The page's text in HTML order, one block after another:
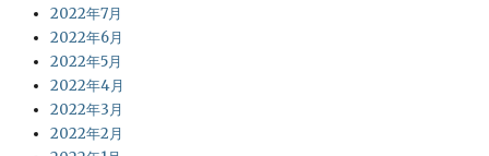
2022年7月
2022年6月
2022年5月
2022年4月
2022年3月
2022年2月